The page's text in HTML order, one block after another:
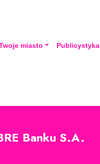
miasto Publicystyka
Banku S.A.